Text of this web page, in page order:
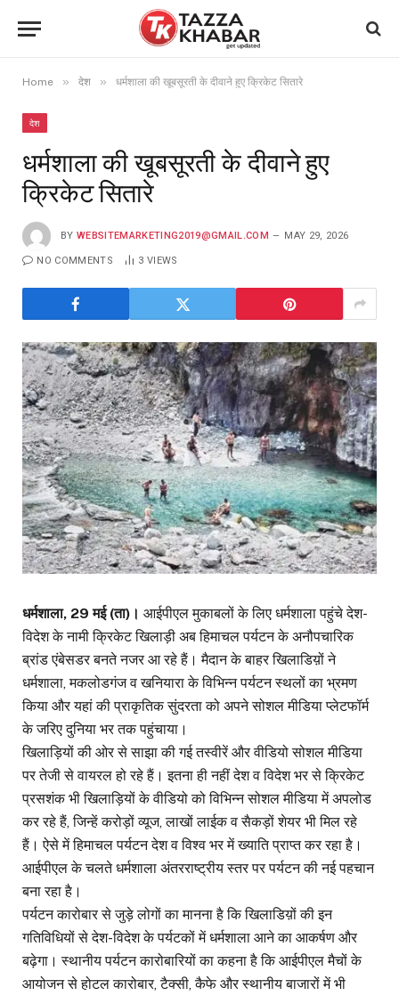
Home » देश » धर्मशाला की खूबसूरती के दीवाने हुए क्रिकेट सितारे
देश
धर्मशाला की खूबसूरती के दीवाने हुए
क्रिकेट सितारे
BY WEBSITEMARKETING2019@GMAIL.COM MAY 29, 2026
NO COMMENTS 3 VIEWS
धर्मशाला, 29 मई (ता)। आईपीएल मुकाबलों के लिए धर्मशाला पहुंचे देश-
विदेश के नामी क्रिकेट खिलाड़ी अब हिमाचल पर्यटन के अनौपचारिक
ब्रांड एंबेसडर बनते नजर आ रहे हैं। मैदान के बाहर खिलाडिय़ों ने
धर्मशाला, मकलोडगंज व खनियारा के विभिन्न पर्यटन स्थलों का भ्रमण
किया और यहां की प्राकृतिक सुंदरता को अपने सोशल मीडिया प्लेटफॉर्म
के जरिए दुनिया भर तक पहुंचाया।
खिलाड़ियों की ओर से साझा की गई तस्वीरें और वीडियो सोशल मीडिया
पर तेजी से वायरल हो रहे हैं। इतना ही नहीं देश व विदेश भर से क्रिकेट
प्रसशंक भी खिलाड़ियों के वीडियो को विभिन्न सोशल मीडिया में अपलोड
कर रहे हैं, जिन्हें करोड़ों व्यूज, लाखों लाईक व सैकड़ों शेयर भी मिल रहे
हैं। ऐसे में हिमाचल पर्यटन देश व विश्व भर में ख्याति प्राप्त कर रहा है।
आईपीएल के चलते धर्मशाला अंतरराष्ट्रीय स्तर पर पर्यटन की नई पहचान
बना रहा है।
पर्यटन कारोबार से जुड़े लोगों का मानना है कि खिलाडिय़ों की इन
गतिविधियों से देश-विदेश के पर्यटकों में धर्मशाला आने का आकर्षण और
बढ़ेगा। स्थानीय पर्यटन कारोबारियों का कहना है कि आईपीएल मैचों के
आयोजन से होटल कारोबार, टैक्सी, कैफे और स्थानीय बाजारों में भी